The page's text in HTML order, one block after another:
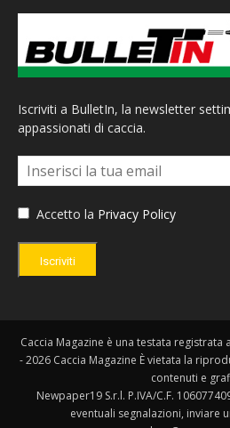
Iscriviti a BulletIn, la newsletter
appassionati di caccia.
Accetto la Privacy Policy
Iscriviti
Caccia Magazine è una testata registrata
- 2026 Caccia Magazine È vietata la
contenuti e
Newpaper19 S.r.l. P.IVA/C.F.
eventuali segnalazioni, inviare